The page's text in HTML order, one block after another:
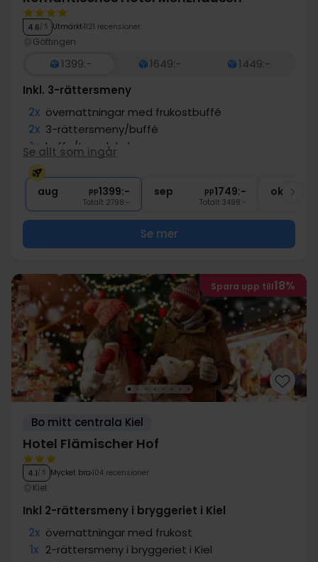
4.6/ 5 Utmärkt 1121 recensioner
Göttingen
1399:- 1649:-
1449:-
Inkl. 3-rättersmeny
2x övernattningar med frukostbuffé
2x 3-rättersmeny/buffé
1x kaffe/te och kaka
1x
1 välkomstdrink
∞ Gratis entré till wellnessavdelning
Se allt som ingår
aug pp1399:-
Totalt 2798:-
sep pp1749:-
Totalt 3498:-
okt
Se mer
Spara upp till18%
Bo mitt centrala Kiel
Hotel Flämischer Hof
4.1/ 5 Mycket bra 104 recensioner
Kiel
Inkl 2-rättersmeny i bryggeriet i Kiel
2x övernattningar med frukost
1x 2-rättersmeny i bryggeriet i Kiel